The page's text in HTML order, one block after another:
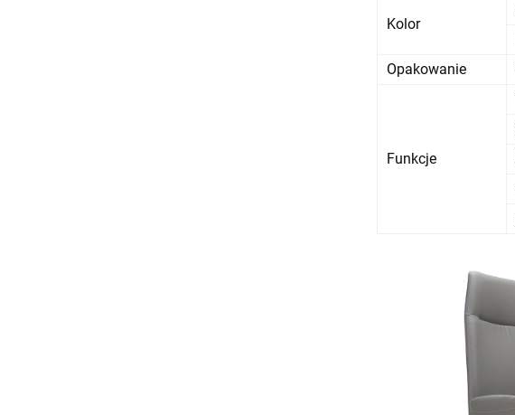
Kolor
Opakowanie
Funkcje